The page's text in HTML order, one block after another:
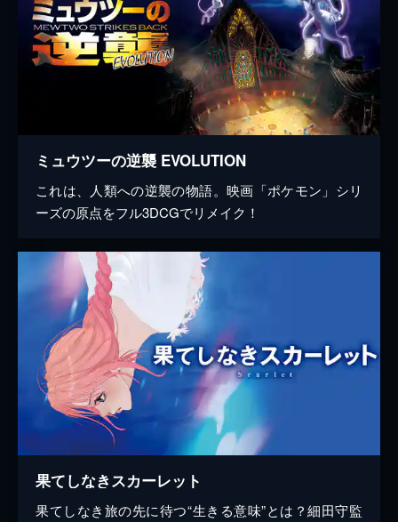
ミュウツーの逆襲 EVOLUTION
これは、人類への逆襲の物語。映画「ポケモン」シリ
ーズの原点をフル3DCGでリメイク！
果てしなきスカーレット
果てしなき旅の先に待つ“生きる意味”とは？細田守監